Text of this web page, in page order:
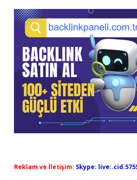
Reklam ve İletişim: Skype: